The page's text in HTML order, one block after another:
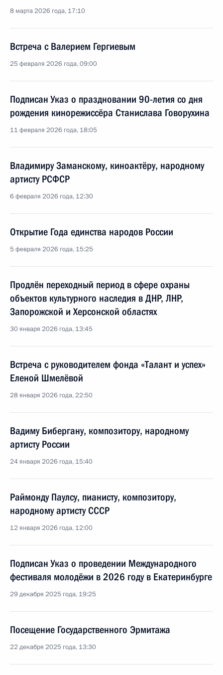
8 марта 2026 года, 17:10
Встреча с Валерием Гергиевым
25 февраля 2026 года, 09:00
Подписан Указ о праздновании 90-летия со дня
рождения кинорежиссёра Станислава Говорухина
11 февраля 2026 года, 18:05
Владимиру Заманскому, киноактёру, народному
артисту РСФСР
6 февраля 2026 года, 12:30
Открытие Года единства народов России
5 февраля 2026 года, 15:25
Продлён переходный период в сфере охраны
объектов культурного наследия в ДНР, ЛНР,
Запорожской и Херсонской областях
30 января 2026 года, 13:45
Встреча с руководителем фонда «Талант и успех»
Еленой Шмелёвой
28 января 2026 года, 22:50
Вадиму Бибергану, композитору, народному
артисту России
24 января 2026 года, 15:40
Раймонду Паулсу, пианисту, композитору,
народному артисту СССР
12 января 2026 года, 12:00
Подписан Указ о проведении Международного
фестиваля молодёжи в 2026 году в Екатеринбурге
29 декабря 2025 года, 19:25
Посещение Государственного Эрмитажа
22 декабря 2025 года, 13:30